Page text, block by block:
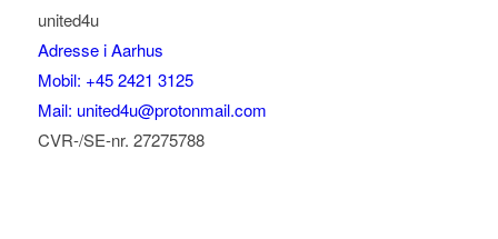
united4u
Adresse i Aarhus
Mobil: +45 2421 3125
Mail: united4u@protonmail.com
CVR-/SE-nr. 27275788